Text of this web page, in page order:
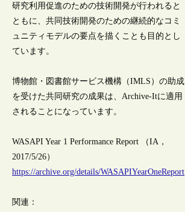
研究利用促進のための技術開発が行われると
ともに、共同技術開発のための継続的なコミ
ュニティモデルの要点を描くことも目的とし
ています。
博物館・図書館サービス機構（IMLS）の助成
を受けた共同研究の成果は、Archive-Itに適用
されることになっています。
WASAPI Year 1 Performance Report （IA，
2017/5/26）
https://archive.org/details/WASAPIYearOneReport
関連：